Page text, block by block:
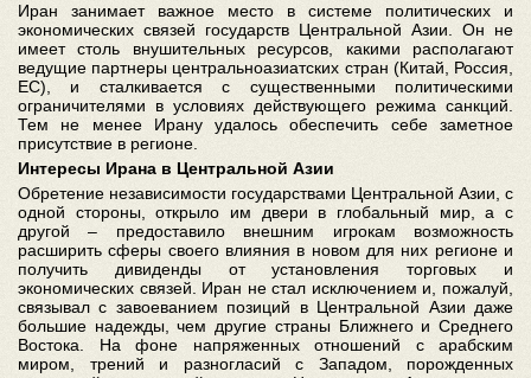
Иран занимает важное место в системе политических и
экономических связей государств Центральной Азии. Он не
имеет столь внушительных ресурсов, какими располагают
ведущие партнеры центральноазиатских стран (Китай, Россия,
ЕС), и сталкивается с существенными политическими
ограничителями в условиях действующего режима санкций.
Тем не менее Ирану удалось обеспечить себе заметное
присутствие в регионе.
Интересы Ирана в Центральной Азии
Обретение независимости государствами Центральной Азии, с
одной стороны, открыло им двери в глобальный мир, а с
другой – предоставило внешним игрокам возможность
расширить сферы своего влияния в новом для них регионе и
получить дивиденды от установления торговых и
экономических связей. Иран не стал исключением и, пожалуй,
связывал с завоеванием позиций в Центральной Азии даже
большие надежды, чем другие страны Ближнего и Среднего
Востока. На фоне напряженных отношений с арабским
миром, трений и разногласий с Западом, порожденных